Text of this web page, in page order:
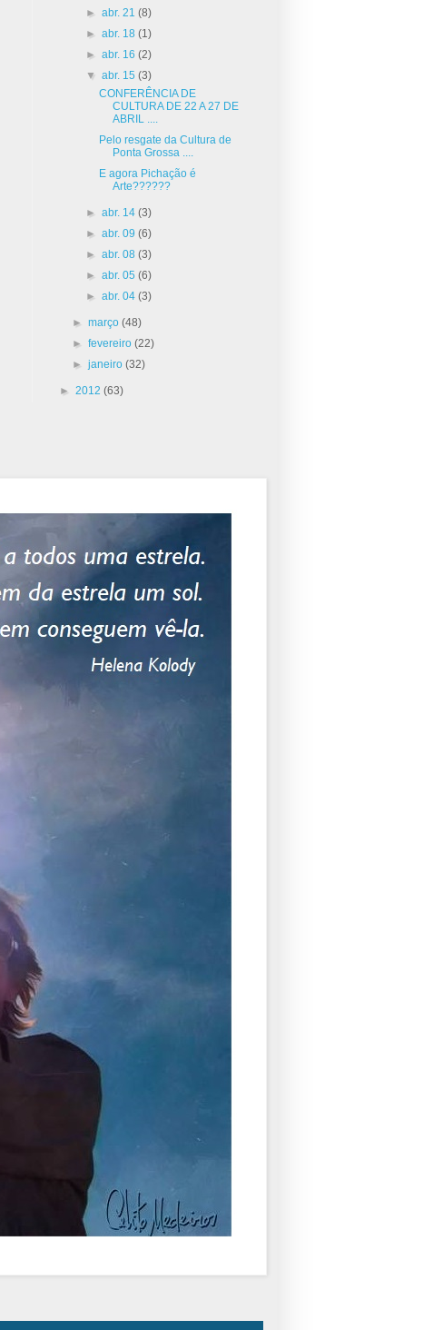
► abr. 21 (8)
► abr. 18 (1)
► abr. 16 (2)
▼ abr. 15 (3)
CONFERÊNCIA DE
CULTURA DE 22 A 27 DE
ABRIL ....
Pelo resgate da Cultura de
Ponta Grossa ....
E agora Pichação é
Arte??????
► abr. 14 (3)
► abr. 09 (6)
► abr. 08 (3)
► abr. 05 (6)
► abr. 04 (3)
►março(48)
►fevereiro(22)
►janeiro(32)
► 2012 (63)